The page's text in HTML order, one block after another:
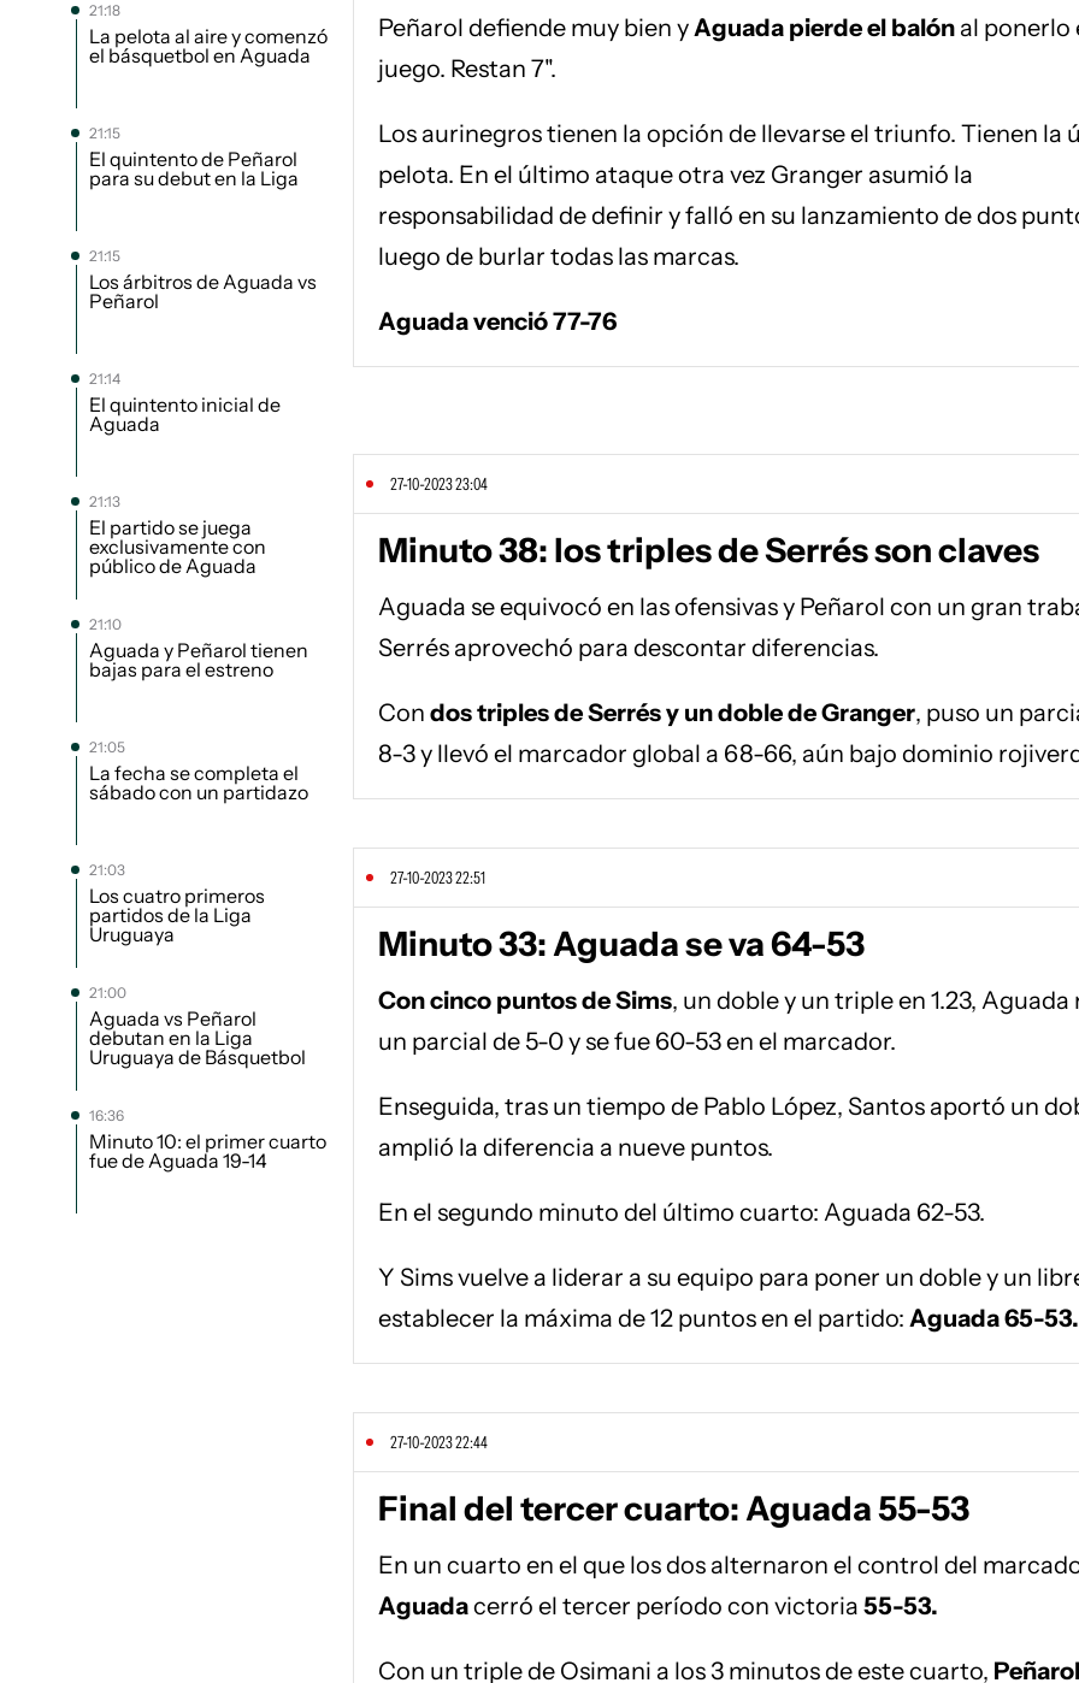
21:18
La pelota al aire y comenzó
el básquetbol en Aguada
21:15
El quintento de Peñarol
para su debut en la Liga
21:15
Los árbitros de Aguada vs
Peñarol
21:14
El quintento inicial de
Aguada
21:13
El partido se juega
exclusivamente con
público de Aguada
21:10
Aguada y Peñarol tienen
bajas para el estreno
21:05
La fecha se completa el
sábado con un partidazo
21:03
Los cuatro primeros
partidos de la Liga
Uruguaya
21:00
Aguada vs Peñarol
debutan en la Liga
Uruguaya de Básquetbol
16:36
Minuto 10: el primer cuarto
fue de Aguada 19-14
Peñarol defiende muy bien yAguada pierde el balónal ponerlo
juego. Restan 7".
Los aurinegros tienen la opción de llevarse el triunfo. Tienen la
pelota. En el último ataque otra vez Granger asumió la
responsabilidad de definir y falló en su lanzamiento de dos
luego de burlar todas las marcas.
Aguada venció 77-76
27-10-2023 23:04
Minuto 38: los triples de Serrés son claves
Aguada se equivocó en las ofensivas y Peñarol con un gran
Serrés aprovechó para descontar diferencias.
Con dos triples de Serrés y un doble de Granger, puso un
8-3 y llevó el marcador global a 68-66, aún bajo dominio
27-10-2023 22:51
Minuto 33: Aguada se va 64-53
Con cinco puntos de Sims, un doble y un triple en 1.23, Aguada
un parcial de 5-0 y se fue 60-53 en el marcador.
Enseguida, tras un tiempo de Pablo López, Santos aportó un
amplió la diferencia a nueve puntos.
En el segundo minuto del último cuarto: Aguada 62-53.
Y Sims vuelve a liderar a su equipo para poner un doble y un
establecer la máxima de 12 puntos en el partido: Aguada 65-53.
27-10-2023 22:44
Final del tercer cuarto: Aguada 55-53
En un cuarto en el que los dos alternaron el control del
Aguadacerró el tercer período con victoria 55-53.
Con un triple de Osimani a los 3 minutos de este cuarto,